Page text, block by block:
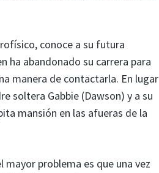
conoce a su futura
ha abandonado su carrera para
manera de contactarla. En lugar
soltera Gabbie (Dawson) y a su
mansión en las afueras de la
problema es que una vez